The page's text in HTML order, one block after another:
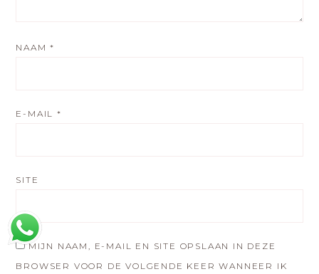
NAAM*
E-MAIL*
SITE
MIJN NAAM, E-MAIL EN SITE OPSLAAN IN DEZE
BROWSER VOOR DE VOLGENDE KEER WANNEER IK